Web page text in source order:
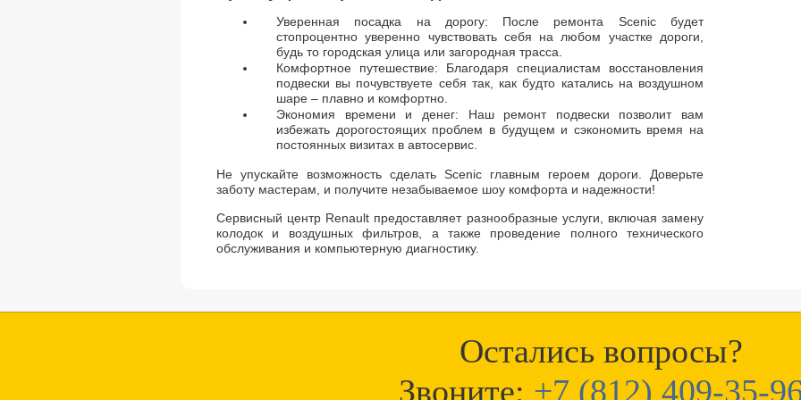
Уверенная посадка на дорогу: После ремонта Scenic будет
стопроцентно уверенно чувствовать себя на любом участке дороги,
будь то городская улица или загородная трасса.
Комфортное путешествие: Благодаря специалистам восстановления
подвески вы почувствуете себя так, как будто катались на воздушном
шаре – плавно и комфортно.
Экономия времени и денег: Наш ремонт подвески позволит вам
избежать дорогостоящих проблем в будущем и сэкономить время на
постоянных визитах в автосервис.
Не упускайте возможность сделать Scenic главным героем дороги. Доверьте
заботу мастерам, и получите незабываемое шоу комфорта и надежности!
Сервисный центр Renault предоставляет разнообразные услуги, включая замену
колодок и воздушных фильтров, а также проведение полного технического
обслуживания и компьютерную диагностику.
Остались вопросы?
Звоните: +7 (812) 409-35-